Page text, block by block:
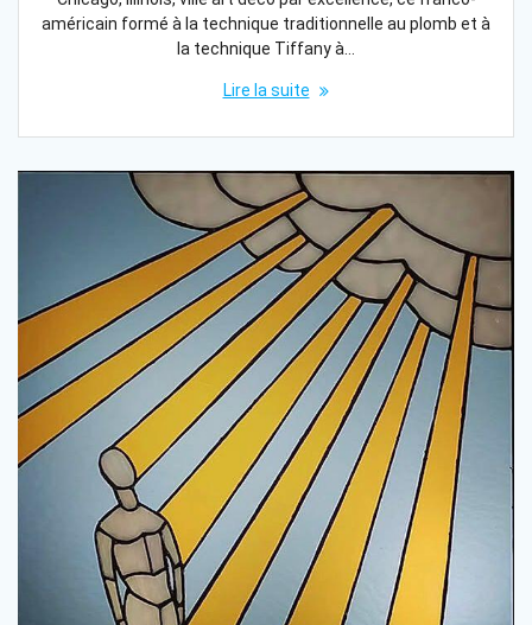
américain formé à la technique traditionnelle au plomb et à
la technique Tiffany à…
Lire la suite